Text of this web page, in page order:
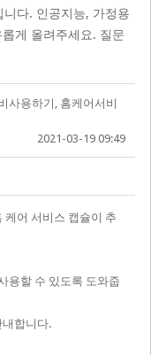
다. 인공지능, 가정용
게 올려주세요. 질문
사용하기, 홈케어서비
2021-03-19 09:49
케어 서비스 캡슐이 추
용할 수 있도록 도와줍
내합니다.